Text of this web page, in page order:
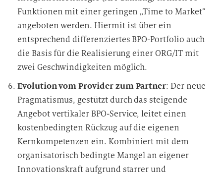
Funktionen mit einer geringen „Time to Market“
angeboten werden. Hiermit ist über ein
entsprechend differenziertes BPO-Portfolio auch
die Basis für die Realisierung einer ORG/IT mit
zwei Geschwindigkeiten möglich.
Evolution vom Provider zum Partner: Der neue
Pragmatismus, gestützt durch das steigende
Angebot vertikaler BPO-Service, leitet einen
kostenbedingten Rückzug auf die eigenen
Kernkompetenzen ein. Kombiniert mit dem
organisatorisch bedingte Mangel an eigener
Innovationskraft aufgrund starrer und